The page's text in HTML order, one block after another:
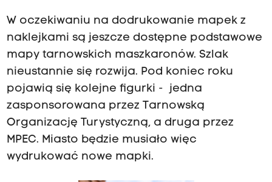
W oczekiwaniu na dodrukowanie mapek z
naklejkami są jeszcze dostępne podstawowe
mapy tarnowskich maszkaronów. Szlak
nieustannie się rozwija. Pod koniec roku
pojawią się kolejne figurki - jedna
zasponsorowana przez Tarnowską
Organizację Turystyczną, a druga przez
MPEC. Miasto będzie musiało więc
wydrukować nowe mapki.